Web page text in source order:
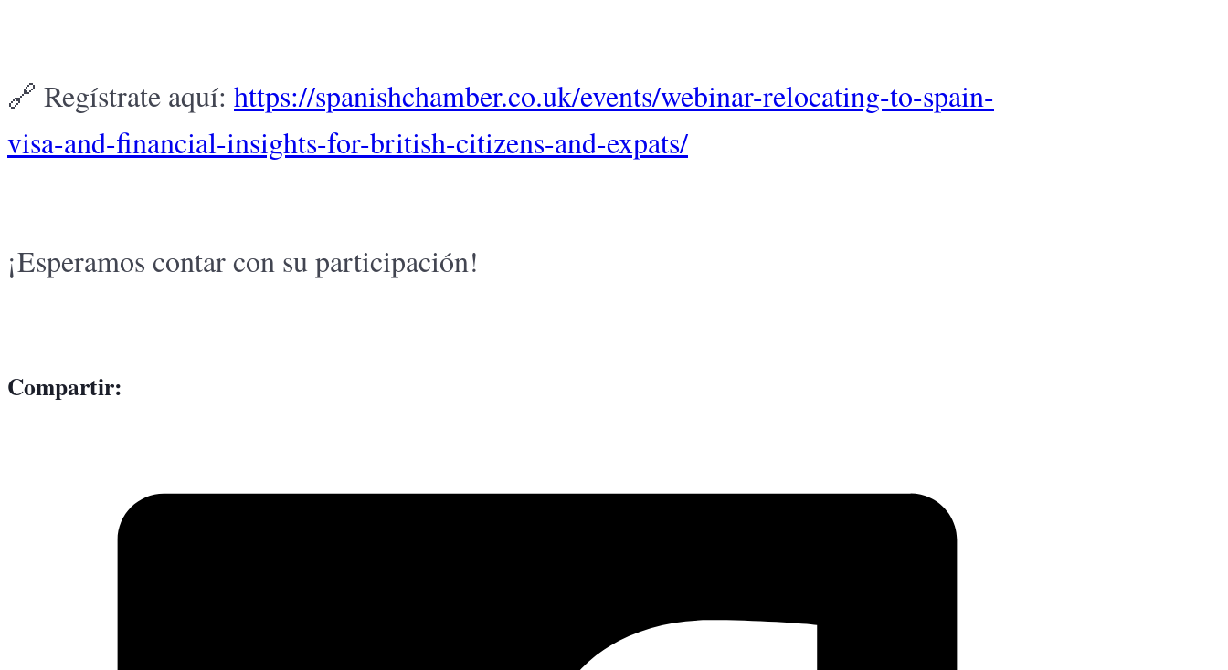
🔗 Regístrate aquí: https://spanishchamber.co.uk/events/webinar-relocating-to-spain-
visa-and-financial-insights-for-british-citizens-and-expats/
¡Esperamos contar con su participación!
Compartir: